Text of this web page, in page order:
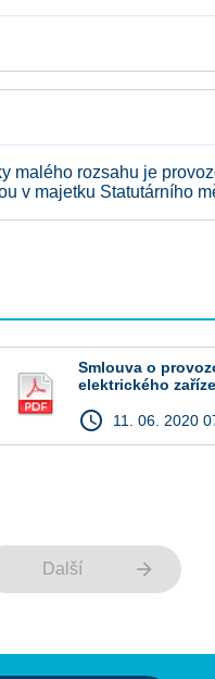
malého rozsahu je
v majetku Statutárního
Smlouva o
elektrického
access_time 11. 06. 2020
Další arrow_forward